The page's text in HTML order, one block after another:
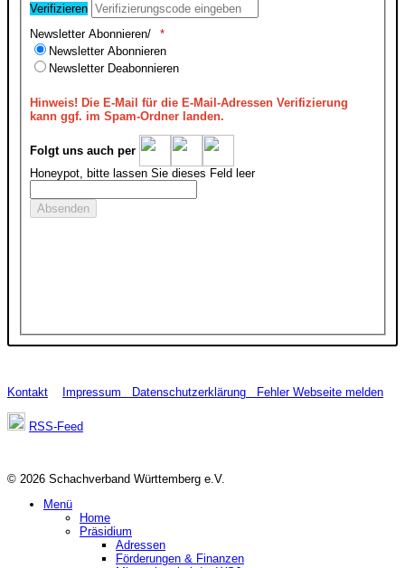
Verifizieren
Newsletter Abonnieren/
Newsletter Abonnieren
Newsletter Deabonnieren
Hinweis! Die E-Mail für die E-Mail-Adressen Verifizierung
kann ggf. im Spam-Ordner landen.
Folgt uns auch per
Honeypot, bitte lassen Sie dieses Feld leer
Kontakt Impressum Datenschutzerklärung Fehler Webseite melden
RSS-Feed
© 2026 Schachverband Württemberg e.V.
Menü
Home
Präsidium
Adressen
Förderungen & Finanzen